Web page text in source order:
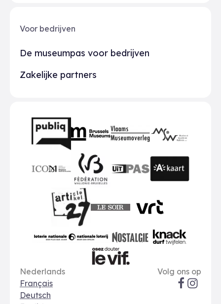
Voor bedrijven
De museumpas voor bedrijven
Zakelijke partners
Partners
FWB
Art 27
Nostalgie
Taal opties
Nederlands
Français
Deutsch
Sociale
Volg ons op